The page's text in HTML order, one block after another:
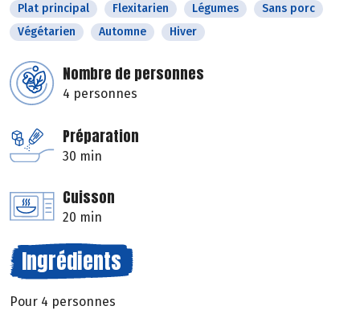
Plat principal Flexitarien Légumes
Sans porc
Végétarien
Automne Hiver
Nombre de personnes
4 personnes
Préparation
30 min
Cuisson
20 min
Ingrédients
Pour 4 personnes